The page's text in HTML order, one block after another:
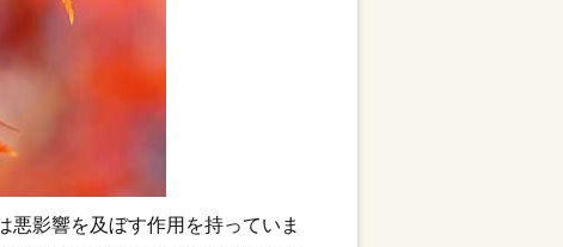
影響を及ぼす作用を持っていま